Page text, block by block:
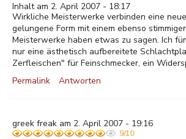
Inhalt am 2. April 2007 - 18:17
Wirkliche Meisterwerke verbinden eine
gelungene Form mit einem ebenso
Meisterwerke haben etwas zu sagen. Ich
nur eine ästhetisch aufbereitete
Zerfleischen" für Feinschmecker, ein
Permalink
Antworten
greek freak am 2. April 2007 - 19:16
9/10